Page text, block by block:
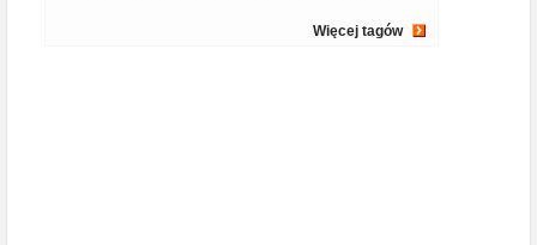
Więcej tagów